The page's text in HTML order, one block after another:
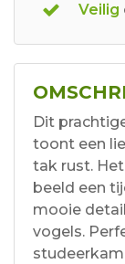
Veilig
Dit
toont een
tak rust.
beeld een
mooie
vogels.